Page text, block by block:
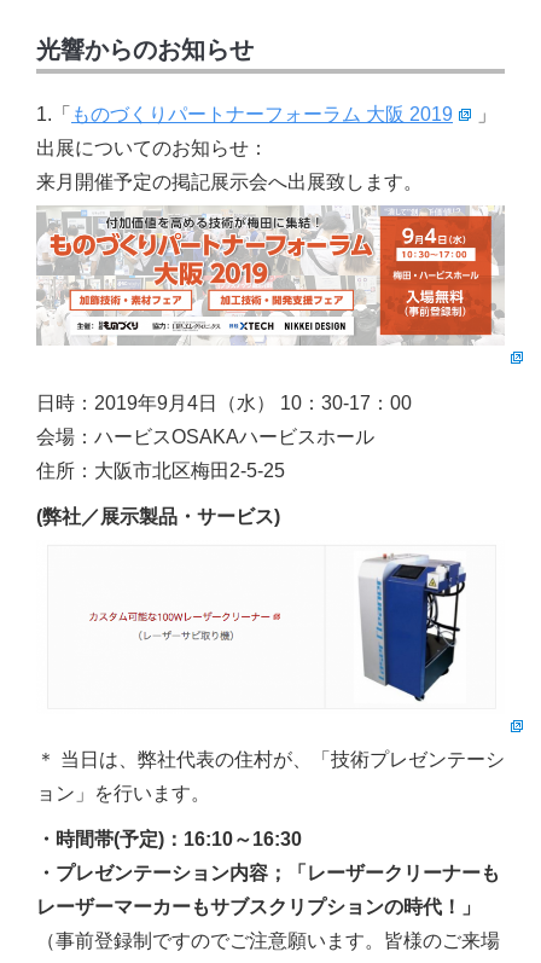
光響からのお知らせ
1.「 ものづくりパートナーフォーラム 大阪 2019
」
出展についてのお知らせ：
来月開催予定の掲記展示会へ出展致します。
日時：2019年9月4日（水） 10：30-17：00
会場：ハービスOSAKAハービスホール
住所：大阪市北区梅田2-5-25
(弊社／展示製品・サービス)
＊ 当日は、弊社代表の住村が、「技術プレゼンテーシ
ョン」を行います。
・時間帯(予定)：16:10～16:30
・プレゼンテーション内容；「レーザークリーナーも
レーザーマーカーもサブスクリプションの時代！」
（事前登録制ですのでご注意願います。皆様のご来場